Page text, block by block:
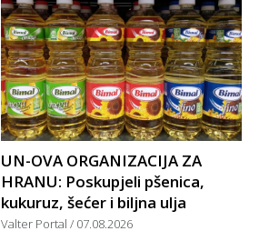
UN-OVA ORGANIZACIJA ZA
HRANU: Poskupjeli pšenica,
kukuruz, šećer i biljna ulja
Valter Portal 07.08.2026